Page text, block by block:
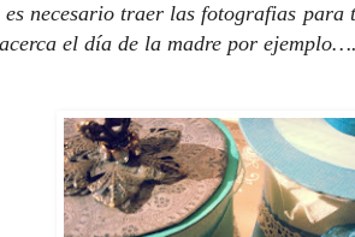
necesario traer las fotografias para
el día de la madre por